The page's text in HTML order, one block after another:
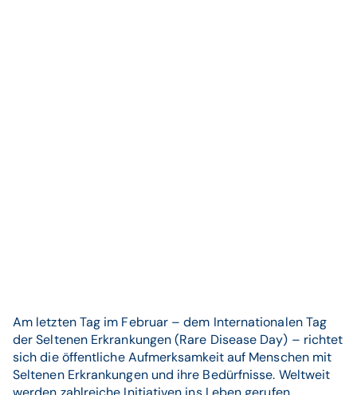
Am letzten Tag im Februar – dem Internationalen Tag
der Seltenen Erkrankungen (Rare Disease Day) – richtet
sich die öffentliche Aufmerksamkeit auf Menschen mit
Seltenen Erkrankungen und ihre Bedürfnisse. Weltweit